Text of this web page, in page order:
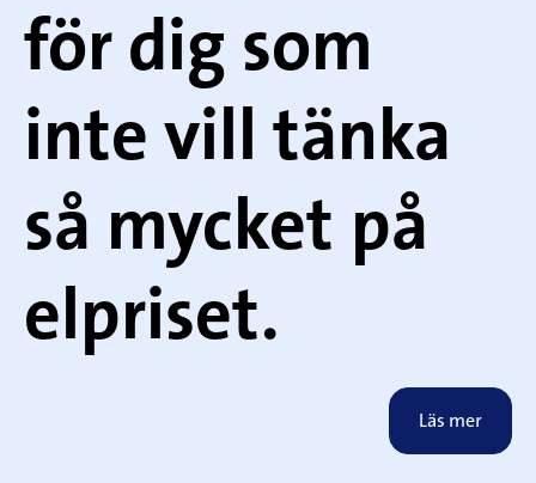
för dig som
inte vill tänka
så mycket på
elpriset.
Läs mer